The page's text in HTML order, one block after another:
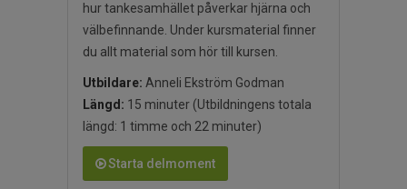
hur tankesamhället påverkar hjärna och
välbefinnande. Under kursmaterial finner
du allt material som hör till kursen.
Utbildare: Anneli Ekström Godman
Längd: 15 minuter (Utbildningens totala
längd: 1 timme och 22 minuter)
Starta delmoment